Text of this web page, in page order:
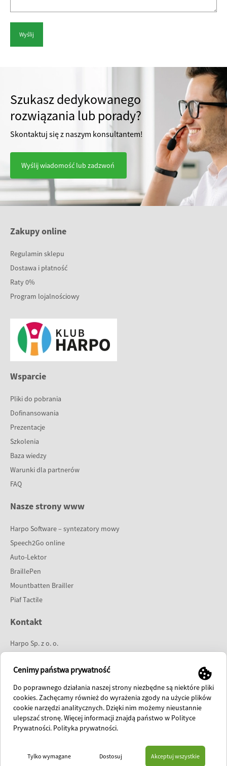
Szukasz dedykowanego
rozwiązania lub porady?
Skontaktuj się z naszym konsultantem!
Wyślij wiadomość lub zadzwoń
Zakupy online
Regulamin sklepu
Dostawa i płatność
Raty 0%
Program lojalnościowy
Wsparcie
Pliki do pobrania
Dofinansowania
Prezentacje
Szkolenia
Baza wiedzy
Warunki dla partnerów
FAQ
Nasze strony www
Harpo Software – syntezatory mowy
Speech2Go online
Auto-Lektor
BraillePen
Mountbatten Brailler
Piaf Tactile
Kontakt
Harpo Sp. z o. o.
61-737 Poznań
tel:61 853 14 25
e-mail:info@harpo.com.pl
polish fanpage
international fanpage
AKTUALNOŚCI KONTAKT
Cenimy państwa prywatność
Do poprawnego działania naszej strony niezbędne są niektóre pliki
cookies. Zachęcamy również do wyrażenia zgody na użycie plików
cookie narzędzi analitycznych. Dzięki nim możemy nieustannie
ulepszać stronę. Więcej informacji znajdą państwo w Polityce
Prywatności. Polityka prywatności.
Dostosuj
Tylko wymagane Akceptuj wszystkie